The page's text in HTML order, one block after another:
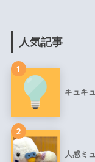
人気記事
1
キュキ
2
人感ミ